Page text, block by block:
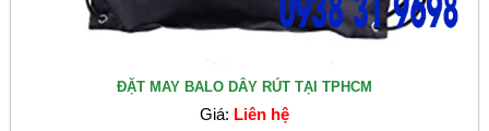
ĐẶT MAY BALO DÂY RÚT TẠI TPHCM
Giá: Liên hệ